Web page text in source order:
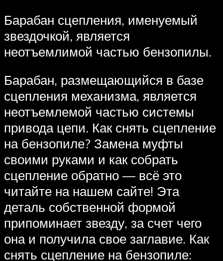
Барабан сцепления, именуемый
звездочкой, является
неотъемлимой частью бензопилы.
Барабан, размещающийся в базе
сцепления механизма, является
неотъемлемой частью системы
привода цепи. Как снять сцепление
на бензопиле? Замена муфты
своими руками и как собрать
сцепление обратно — всё это
читайте на нашем сайте! Эта
деталь собственной формой
припоминает звезду, за счет чего
она и получила свое заглавие. Как
снять сцепление на бензопиле: